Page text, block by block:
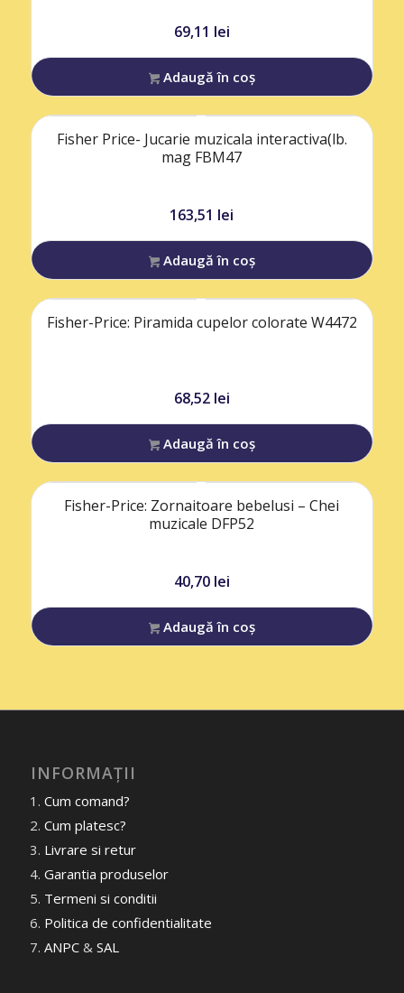
69,11 lei
Adaugă în coș
Fisher Price- Jucarie muzicala interactiva(lb.
mag FBM47
163,51 lei
Adaugă în coș
Fisher-Price: Piramida cupelor colorate W4472
68,52 lei
Adaugă în coș
Fisher-Price: Zornaitoare bebelusi – Chei
muzicale DFP52
40,70 lei
Adaugă în coș
INFORMAȚII
Cum comand?
Cum platesc?
Livrare si retur
Garantia produselor
Termeni si conditii
Politica de confidentialitate
ANPC& SAL